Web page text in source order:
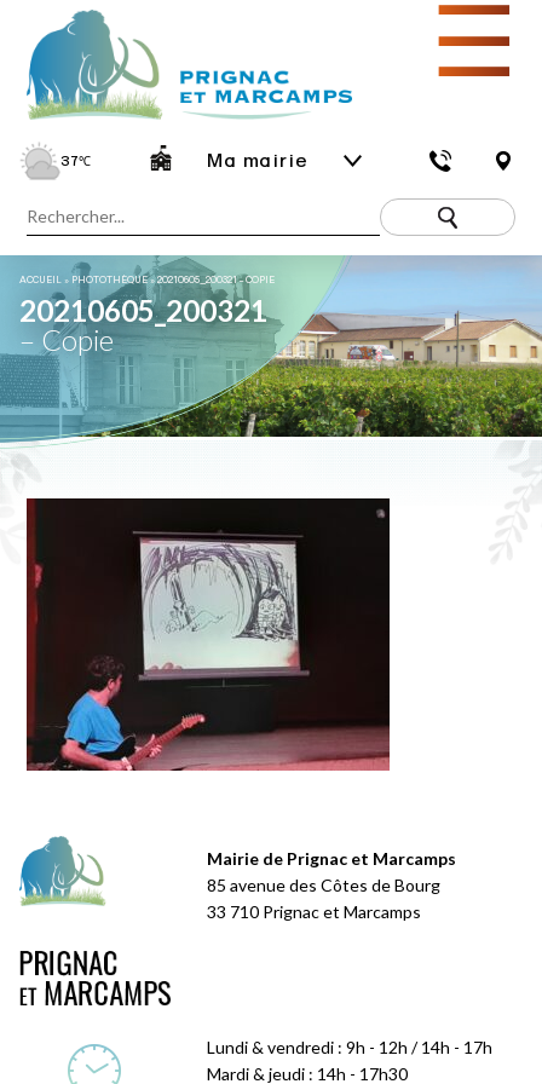
37℃ Ma mairie
☰
ACCUEIL » PHOTOTHÈQUE»20210605_200321 – COPIE
20210605_200321
– Copie
Mairie de Prignac et Marcamps
85 avenue des Côtes de Bourg
33 710 Prignac et Marcamps
Lundi & vendredi : 9h - 12h / 14h - 17h
Mardi & jeudi : 14h - 17h30